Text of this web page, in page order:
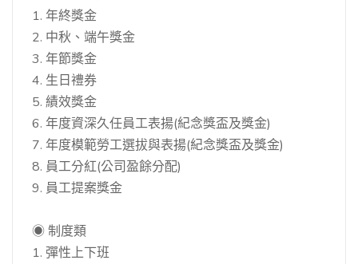
1. 年終獎金
2. 中秋、端午獎金
3. 年節獎金
4. 生日禮券
5. 績效獎金
6. 年度資深久任員工表揚(紀念獎盃及獎金)
7. 年度模範勞工選拔與表揚(紀念獎盃及獎金)
8. 員工分紅(公司盈餘分配)
9. 員工提案獎金
◉ 制度類
1. 彈性上下班